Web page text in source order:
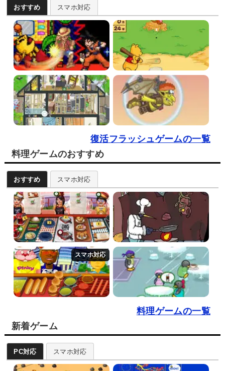
おすすめ スマホ対応
復活フラッシュゲームの一覧
料理ゲームのおすすめ
おすすめ スマホ対応
料理ゲームの一覧
新着ゲーム
PC対応 スマホ対応